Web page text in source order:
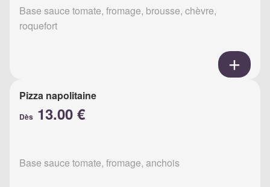
Base sauce tomate, fromage, brousse, chèvre,
roquefort
Pizza napolitaine
Dès 13.00 €
Base sauce tomate, fromage, anchois